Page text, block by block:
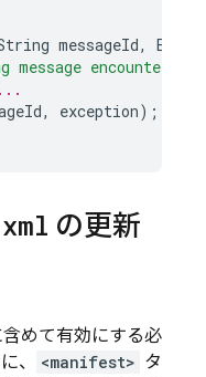
messageId,
message
, exception);
xml の更新
含めて有効にする必
、
<manifest> タ